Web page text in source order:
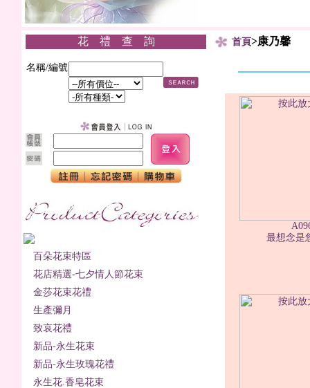
花 禮 查 詢
名稱/編號
首頁>康乃馨
最想念是
百朵花束特區
花店精選-七夕情人節花束
金莎花束花禮
生產彌月
致哀花禮
新品-永生花束
新品-永生玫瑰花禮
永生花.香皂花束